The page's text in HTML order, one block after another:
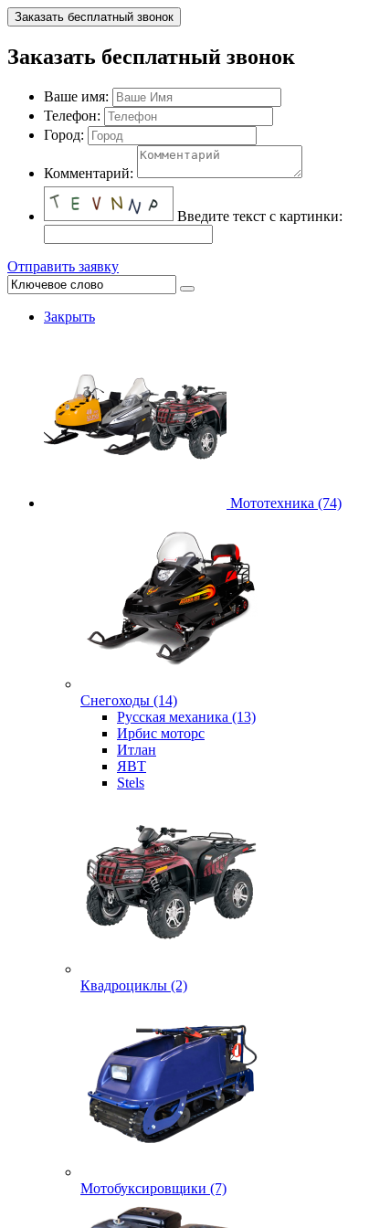
Заказать бесплатный звонок
Заказать бесплатный звонок
Ваше имя:
Телефон:
Город:
Комментарий:
Введите текст с картинки:
Отправить заявку
Закрыть
Мототехника (74)
Снегоходы (14)
Русская механика (13)
Ирбис моторс
Итлан
ЯВТ
Stels
Квадроциклы (2)
Мотобуксировщики (7)